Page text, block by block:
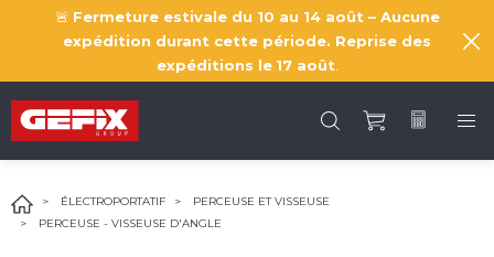
🚨 Fermeture estivale du 10 au 14 août – Aucune
expédition durant cette période. Reprise des
expéditions le 17 août
ÉLECTROPORTATIF
PERCEUSE ET VISSEUSE
PERCEUSE - VISSEUSE D'ANGLE